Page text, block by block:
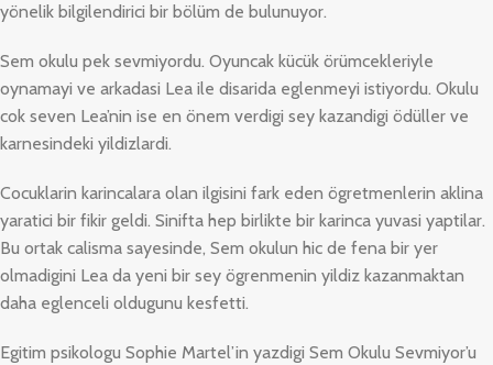
yönelik bilgilendirici bir bölüm de bulunuyor.
Sem okulu pek sevmiyordu. Oyuncak kücük örümcekleriyle
oynamayi ve arkadasi Lea ile disarida eglenmeyi istiyordu. Okulu
cok seven Lea’nin ise en önem verdigi sey kazandigi ödüller ve
karnesindeki yildizlardi.
Cocuklarin karincalara olan ilgisini fark eden ögretmenlerin aklina
yaratici bir fikir geldi. Sinifta hep birlikte bir karinca yuvasi yaptilar.
Bu ortak calisma sayesinde, Sem okulun hic de fena bir yer
olmadigini Lea da yeni bir sey ögrenmenin yildiz kazanmaktan
daha eglenceli oldugunu kesfetti.
Egitim psikologu Sophie Martel’in yazdigi Sem Okulu Sevmiyor’u